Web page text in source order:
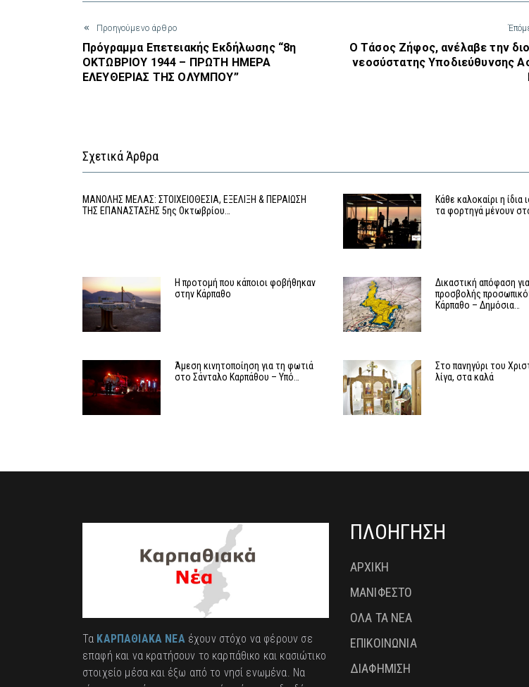
Προηγούμενο άρθρο
Πρόγραμμα Επετειακής Εκδήλωσης “8η
ΟΚΤΩΒΡΙΟΥ 1944 – ΠΡΩΤΗ ΗΜΕΡΑ
ΕΛΕΥΘΕΡΙΑΣ ΤΗΣ ΟΛΥΜΠΟΥ”
Ο Τάσος Ζήφος, ανέλαβε την
νεοσύστατης Υποδιεύθυνσης
Σχετικά Άρθρα
MΑΝΟΛΗΣ ΜΕΛΑΣ: ΣΤΟΙΧΕΙΟΘΕΣΙΑ, ΕΞΕΛΙΞΗ & ΠΕΡΑΙΩΣΗ
ΤΗΣ ΕΠΑΝΑΣΤΑΣΗΣ 5ης Οκτωβρίου…
Κάθε καλοκαίρι η ίδια
τα φορτηγά μένουν
Η προτομή που κάποιοι φοβήθηκαν
στην Κάρπαθο
Δικαστική απόφαση
προσβολής
Κάρπαθο – Δημόσια…
Άμεση κινητοποίηση για τη φωτιά
στο Σάνταλο Καρπάθου – Υπό…
Στο πανηγύρι του
λίγα, στα καλά
Τα ΚΑΡΠΑΘΙΑΚΑ ΝΕΑέχουν στόχο να φέρουν σε
επαφή και να κρατήσουν το καρπάθικο και κασιώτικο
στοιχείο μέσα και έξω από το νησί ενωμένα. Να
ΠΛΟΗΓΗΣΗ
ΑΡΧΙΚΗ
ΜΑΝΙΦΕΣΤΟ
ΟΛΑ ΤΑ ΝΕΑ
ΕΠΙΚΟΙΝΩΝΙΑ
ΔΙΑΦΗΜΙΣΗ